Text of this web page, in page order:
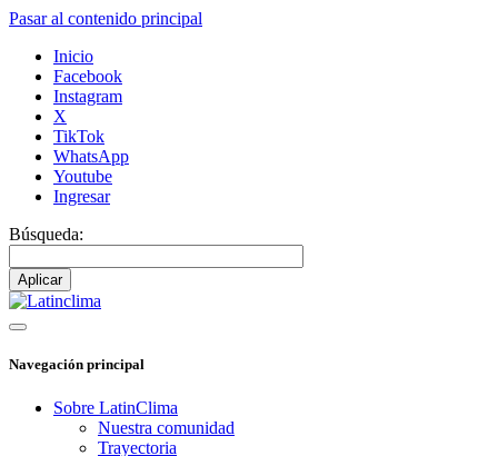
Pasar al contenido principal
Inicio
Facebook
Instagram
X
TikTok
WhatsApp
Youtube
Ingresar
Búsqueda:
Navegación principal
Sobre LatinClima
Nuestra comunidad
Trayectoria